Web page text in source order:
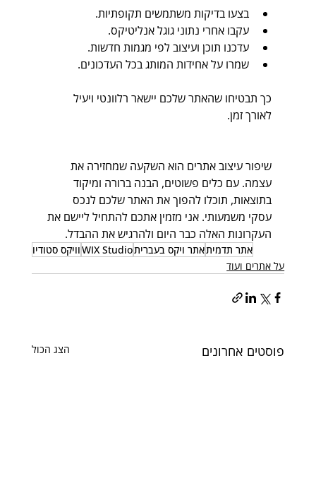
בצעו בדיקות משתמשים תקופתיות.
עקבו אחרי נתוני גוגל אנליטיקס.
עדכנו תוכן ועיצוב לפי מגמות חדשות.
שמרו על אחידות המותג בכל העדכונים.
כך תבטיחו שהאתר שלכם יישאר רלוונטי ויעיל
לאורך זמן.
שיפור עיצוב אתרים הוא השקעה שמחזירה את
עצמה. עם כלים פשוטים, הבנה ברורה ומיקוד
בתוצאות, תוכלו להפוך את האתר שלכם לנכס
עסקי משמעותי. אני מזמין אתכם להתחיל ליישם את
העקרונות האלה כבר היום ולהרגיש את ההבדל.
אתר תדמיתאתר ויקס בעבריתWIX Studioוויקס סטודיו
על אתרים ועוד
פוסטים אחרונים הצג הכול